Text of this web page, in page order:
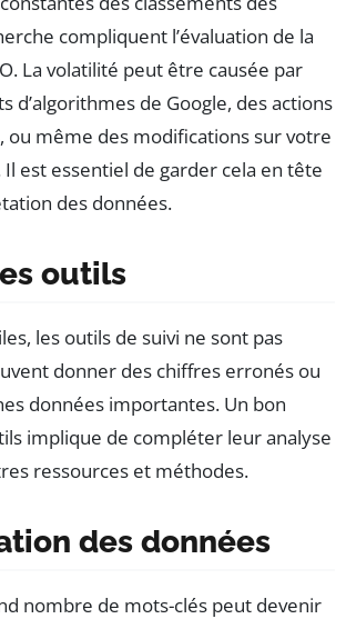
compliquent l’évaluation de la
La volatilité peut être causée par
d’algorithmes de Google, des actions
ou même des modifications sur votre
est essentiel de garder cela en tête
des données.
outils
les outils de suivi ne sont pas
donner des chiffres erronés ou
données importantes. Un bon
implique de compléter leur analyse
ressources et méthodes.
des données
nombre de mots-clés peut devenir